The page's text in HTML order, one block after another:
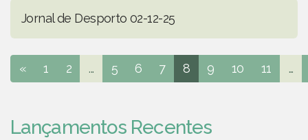
Jornal de Desporto 02-12-25
« 1 2 ... 5 6 7 8 9 10 11 ...
Lançamentos Recentes